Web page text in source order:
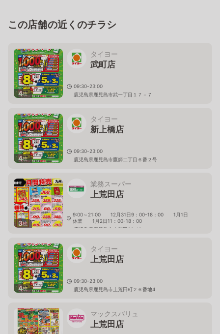
この店舗の近くのチラシ
4枚
タイヨー
武町店
09:30-23:00
鹿児島県鹿児島市武一丁目１７－７
4枚
タイヨー
新上橋店
09:30-23:00
鹿児島県鹿児島市鷹師二丁目６番２号
3枚
業務スーパー
上荒田店
9:00～21:00 12月31日9：00-18：00 1月1日
休業 1月2日11：00-18：00
鹿児島県鹿児島市上荒田23-13
4枚
タイヨー
上荒田店
09:30-23:00
鹿児島県鹿児島市上荒田町２６番地4
マックスバリュ
上荒田店